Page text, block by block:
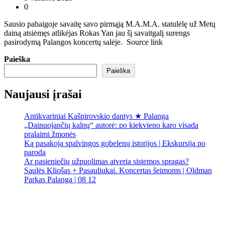
0
Sausio pabaigoje savaitę savo pirmąją M.A.M.A. statulėlę už Metų
dainą atsiėmęs atlikėjas Rokas Yan jau šį savaitgalį surengs
pasirodymą Palangos koncertų salėje. Source link
Paieška
Paieška
Naujausi įrašai
Antikvariniai Kašpirovskio dantys ★ Palanga
„Dainuojančių kalnų“ autorė: po kiekvieno karo visada
pralaimi žmonės
Ką pasakoja spalvingos gobelenų istorijos | Ekskursija po
parodą
Ar pasieniečių užpuolimas atveria sistemos spragas?
Saulės Kliošas + Pasauliukai. Koncertas šeimoms | Oldman
Parkas Palanga | 08 12